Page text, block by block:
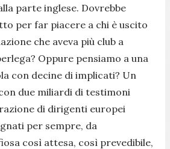
parte inglese. Dovrebbe
per far piacere a chi è uscito
che aveva più club a
Oppure pensiamo a una
con decine di implicati? Un
due miliardi di testimoni
di dirigenti europei
per sempre, da
così attesa, così prevedibile,